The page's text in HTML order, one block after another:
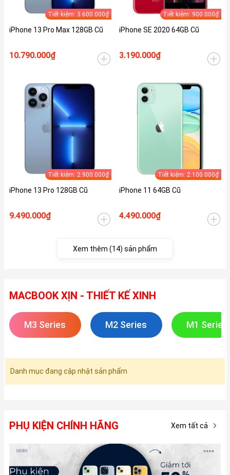
Tiết kiệm: 3.600.000₫
iPhone 13 Pro Max 128GB Cũ
10.790.000₫
Tiết kiệm: 900.000₫
iPhone SE 2020 64GB Cũ
3.190.000₫
Tiết kiệm: 2.900.000₫
iPhone 13 Pro 128GB Cũ
9.490.000₫
Tiết kiệm: 2.100.000₫
iPhone 11 64GB Cũ
4.490.000₫
Xem thêm (14) sản phẩm
MACBOOK XỊN - THIẾT KẾ XINH
M3 Series M2 Series M1 Series
Danh mục đang cập nhật sản phẩm
PHỤ KIỆN CHÍNH HÃNG Xem tất cả